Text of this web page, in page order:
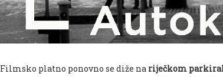
Filmsko platno ponovno se diže na riječkom